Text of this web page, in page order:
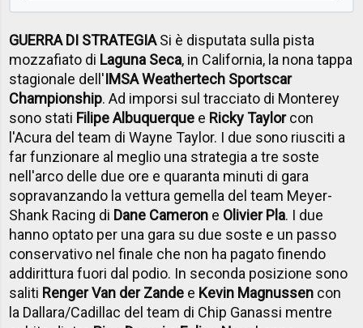
GUERRA DI STRATEGIASi è disputata sulla pista
mozzafiato di Laguna Seca, in California, la nona tappa
stagionale dell'IMSA Weathertech Sportscar
Championship. Ad imporsi sul tracciato di Monterey
sono stati Filipe Albuquerque e Ricky Taylorcon
l'Acura del team di Wayne Taylor. I due sono riusciti a
far funzionare al meglio una strategia a tre soste
nell'arco delle due ore e quaranta minuti di gara
sopravanzando la vettura gemella del team Meyer-
Shank Racing di Dane Cameron e Olivier Pla. I due
hanno optato per una gara su due soste e un passo
conservativo nel finale che non ha pagato finendo
addirittura fuori dal podio. In seconda posizione sono
saliti Renger Van der Zande e Kevin Magnussen con
la Dallara/Cadillac del team di Chip Ganassi mentre